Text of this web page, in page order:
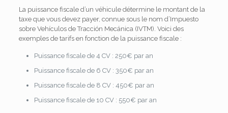
La puissance fiscale d’un véhicule détermine le montant de la
taxe que vous devez payer, connue sous le nom d’Impuesto
sobre Vehículos de Tracción Mecánica (IVTM). Voici des
exemples de tarifs en fonction de la puissance fiscale :
Puissance fiscale de 4 CV : 250€ par an
Puissance fiscale de 6 CV : 350€ par an
Puissance fiscale de 8 CV : 450€ par an
Puissance fiscale de 10 CV : 550€ par an